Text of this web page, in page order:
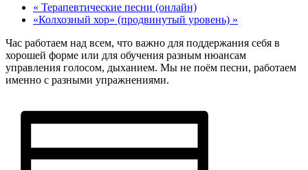
« Терапевтические песни (онлайн)
«Колхозный хор» (продвинутый уровень) »
Час работаем над всем, что важно для поддержания себя в
хорошей форме или для обучения разным нюансам
управления голосом, дыханием. Мы не поём песни, работаем
именно с разными упражнениями.